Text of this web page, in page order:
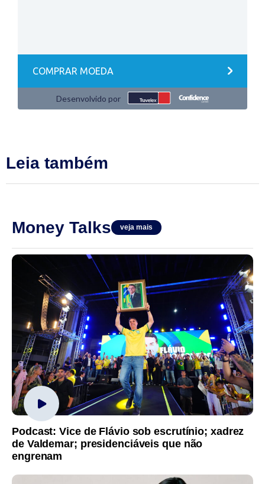
Leia também
Money Talks veja mais
Podcast: Vice de Flávio sob escrutínio; xadrez
de Valdemar; presidenciáveis que não
engrenam